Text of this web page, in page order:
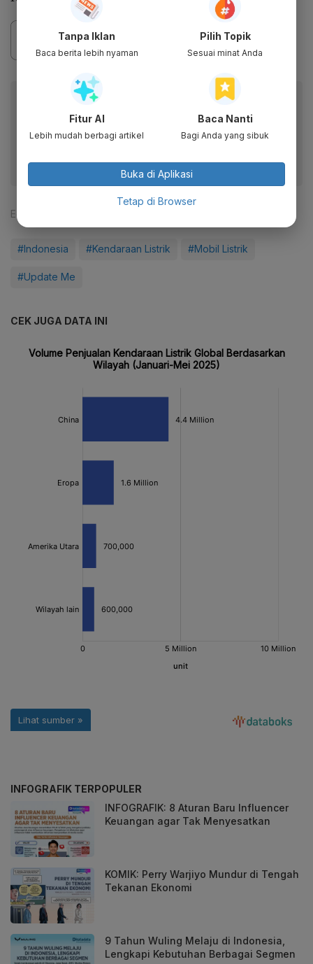
Baca artikel ini lewat aplikasi mobile.
Dapatkan pengalaman membaca lebih nyaman dan nikmati
fitur menarik lainnya lewat aplikasi mobile Katadata.
Editor:
#Indonesia #Kendaraan Listrik #Mobil Listrik
#Update Me
CEK JUGA DATA INI
INFOGRAFIK TERPOPULER
INFOGRAFIK: 8 Aturan Baru Influencer
Keuangan agar Tak Menyesatkan
KOMIK: Perry Warjiyo Mundur di Tengah
Tekanan Ekonomi
9 Tahun Wuling Melaju di Indonesia,
Lengkapi Kebutuhan Berbagai Segmen
Tanpa Iklan
Baca berita lebih nyaman
Pilih Topik
Sesuai minat Anda
Fitur AI
Lebih mudah berbagi artikel
Baca Nanti
Bagi Anda yang sibuk
Buka di Aplikasi
Tetap di Browser